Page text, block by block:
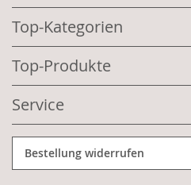
Top-Kategorien
Top-Produkte
Service
Bestellung widerrufen